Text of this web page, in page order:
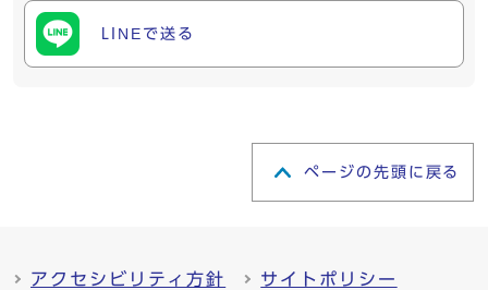
LINEで送る
ページの先頭に戻る
アクセシビリティ方針 サイトポリシー